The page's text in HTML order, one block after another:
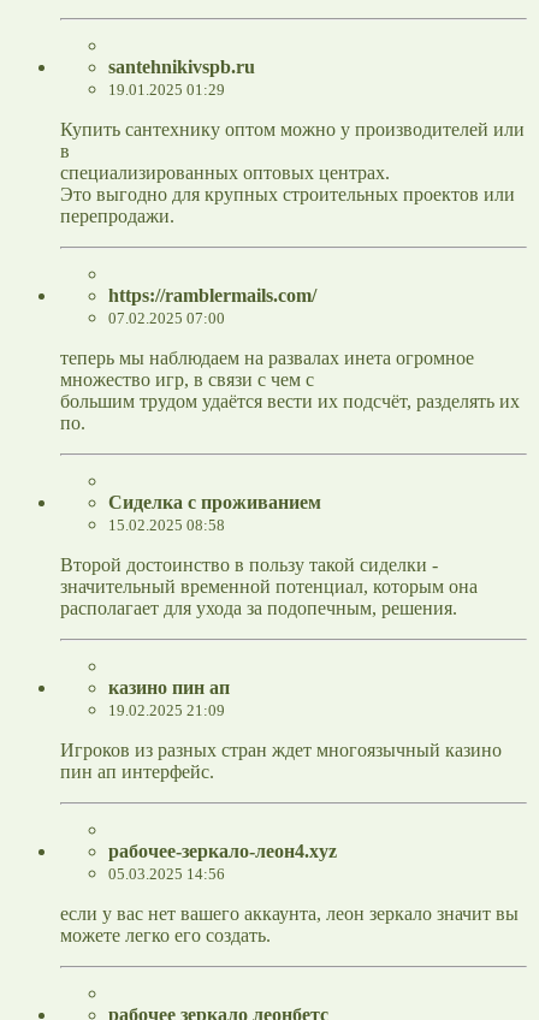
santehnikivspb.ru
19.01.2025 01:29
Купить сантехнику оптом можно у производителей или
в
специализированных оптовых центрах.
Это выгодно для крупных строительных проектов или
перепродажи.
https://ramblermails.com/
07.02.2025 07:00
теперь мы наблюдаем на развалах инета огромное
множество игр, в связи с чем с
большим трудом удаётся вести их подсчёт, разделять их
по.
Сиделка с проживанием
15.02.2025 08:58
Второй достоинство в пользу такой сиделки -
значительный временной потенциал, которым она
располагает для ухода за подопечным, решения.
казино пин ап
19.02.2025 21:09
Игроков из разных стран ждет многоязычный казино
пин ап интерфейс.
рабочее-зеркало-леон4.xyz
05.03.2025 14:56
если у вас нет вашего аккаунта, леон зеркало значит вы
можете легко его создать.
рабочее зеркало леонбетс